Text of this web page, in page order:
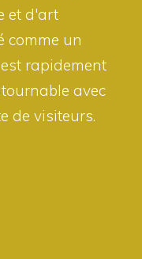
et d'art
comme un
rapidement
avec
de visiteurs.